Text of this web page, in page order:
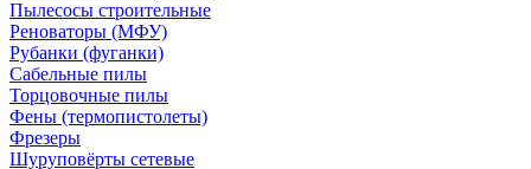
Пылесосы строительные
Реноваторы (МФУ)
Рубанки (фуганки)
Сабельные пилы
Торцовочные пилы
Фены (термопистолеты)
Фрезеры
Шуруповёрты сетевые